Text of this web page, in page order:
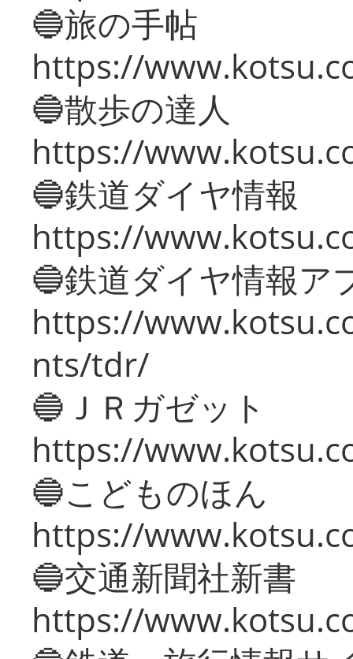
🔵旅の手帖
https://
🔵散歩の達人
https://
🔵鉄道ダイヤ情報
https://
🔵鉄道ダイヤ情報ア
https://
nts/tdr/
🔵ＪＲガゼット
https://
🔵こどものほん
https://
🔵交通新聞社新書
https://